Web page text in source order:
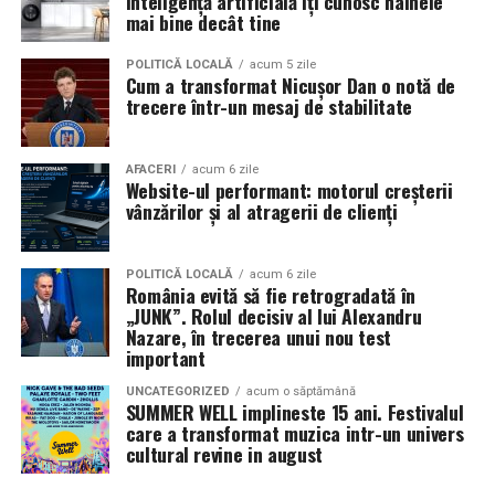
organizate reduc oboseala și permit continuarea
drumului într-un ritm constant și sigur.
În timpul vacanțelor, tentația de a transporta foarte
multe bagaje este mare. Totuși, organizarea eficientă și
transportarea doar a lucrurilor necesare contribuie atât
la confort, cât și la un consum mai redus.
Nu în ultimul rând, alegerea unei mașini moderne poate
avea un impact important asupra costurilor totale ale
călătoriei. Modelele noi sunt proiectate pentru eficiență
mai bună și oferă tehnologii care contribuie la reducerea
consumului de combustibil.
Economisirea combustibilului nu înseamnă să conduci
foarte încet sau să faci compromisuri care afectează
siguranța. Înseamnă să adopți câteva obiceiuri simple și
să planifici inteligent fiecare deplasare.
Sistem de stocare:52 kWh baterii LiFePO4
Dimensiune container transport:3 × 2,5
metri
liniari
Conectică:priză 220 V monofazic, priză
380 V trifazic, priză încărcare auto electric
Climatizare: aer condiționat integrat pentru
menținerea bateriilor la temperatură optimă
mai bine decât tine
POLITICĂ LOCALĂ acum 5 zile
Cum a transformat Nicușor Dan o notă de
trecere într-un mesaj de stabilitate
AFACERI acum 6 zile
Website-ul performant: motorul creșterii
vânzărilor și al atragerii de clienți
POLITICĂ LOCALĂ acum 6 zile
România evită să fie retrogradată în
„JUNK”. Rolul decisiv al lui Alexandru
Nazare, în trecerea unui nou test
important
UNCATEGORIZED acum o săptămână
SUMMER WELL implineste 15 ani. Festivalul
care a transformat muzica intr-un univers
cultural revine in august